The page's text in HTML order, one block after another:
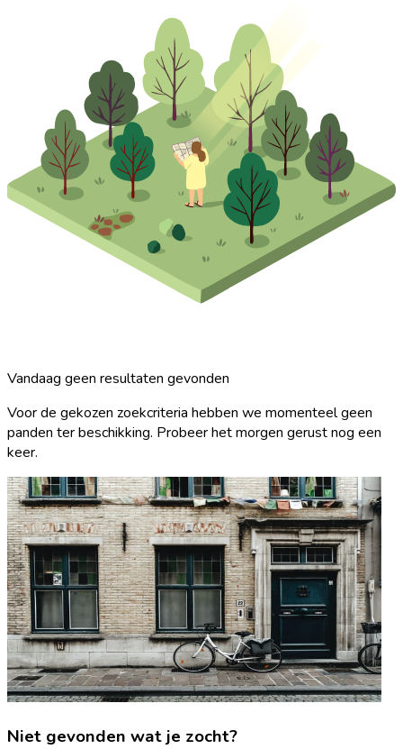
Vandaag geen resultaten gevonden
Voor de gekozen zoekcriteria hebben we momenteel geen
panden ter beschikking. Probeer het morgen gerust nog een
keer.
Niet gevonden wat je zocht?